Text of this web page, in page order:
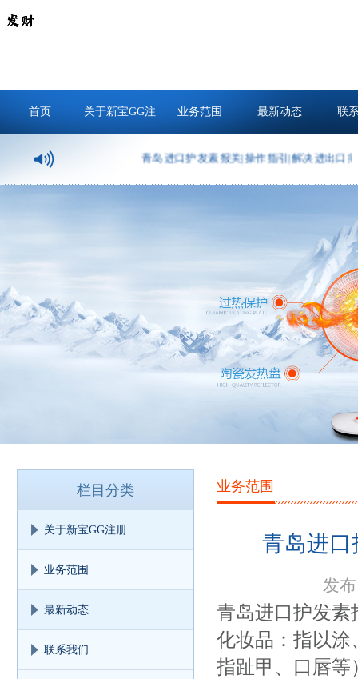
首页 关于新宝GG注 业务范围 最新动态 联
青岛进口护发素报关|操作指引|解决进出口痛点
栏目分类
关于新宝GG注册
业务范围
最新动态
联系我们
业务范围
青岛进口
发
青岛进口护发素
化妆品：指以涂
指趾甲、口唇等